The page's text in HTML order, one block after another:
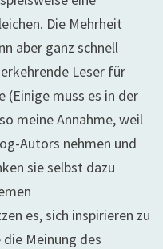
Die Mehrheit
aber ganz schnell
Leser für
muss es in der
meine Annahme, weil
Autors nehmen und
sie selbst dazu
es, sich inspirieren zu
die Meinung des